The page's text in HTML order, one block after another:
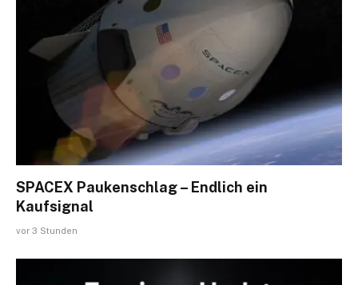
SPACEX Paukenschlag – Endlich ein
Kaufsignal
vor 3 Stunden